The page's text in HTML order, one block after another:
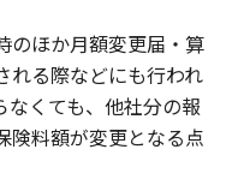
のほか月額変更届・算
れる際などにも行われ
なくても、他社分の報
険料額が変更となる点